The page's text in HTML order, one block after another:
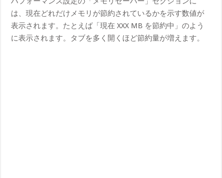
は、現在どれだけメモリが節約されているかを示す数値が
表示されます。たとえば「現在 XXX MB を節約中」のよう
に表示されます。タブを多く開くほど節約量が増えます。